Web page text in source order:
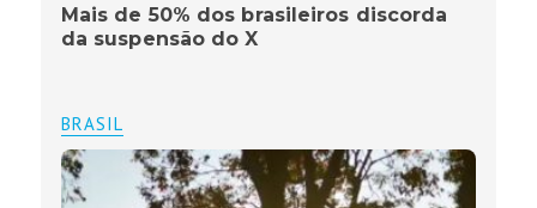
Mais de 50% dos brasileiros discorda
da suspensão do X
BRASIL